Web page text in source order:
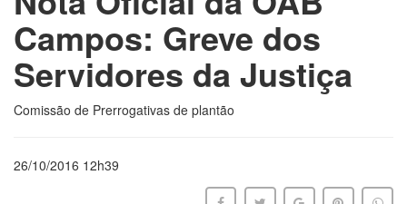
Campos: Greve dos
Servidores da Justiça
Comissão de Prerrogativas de plantão
26/10/2016 12h39